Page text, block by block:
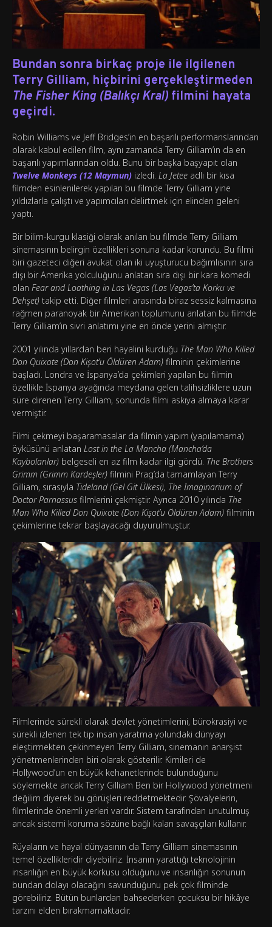
Bundan sonra birkaç proje ile ilgilenen
Terry Gilliam, hiçbirini gerçekleştirmeden
The Fisher King (Balıkçı Kral) filmini hayata
geçirdi.
Robin Williams ve Jeff Bridges’in en başarılı performanslarından
olarak kabul edilen film, aynı zamanda Terry Gilliam’ın da en
başarılı yapımlarından oldu. Bunu bir başka başyapıt olan
Twelve Monkeys (12 Maymun) izledi. La Jetee adlı bir kısa
filmden esinlenilerek yapılan bu filmde Terry Gilliam yine
yıldızlarla çalıştı ve yapımcıları delirtmek için elinden geleni
yaptı.
Bir bilim-kurgu klasiği olarak anılan bu filmde Terry Gilliam
sinemasının belirgin özellikleri sonuna kadar korundu. Bu filmi
biri gazeteci diğeri avukat olan iki uyuşturucu bağımlısının sıra
dışı bir Amerika yolculuğunu anlatan sıra dışı bir kara komedi
olan Fear and Loathing in Las Vegas (Las Vegas’ta Korku ve
Dehşet) takip etti. Diğer filmleri arasında biraz sessiz kalmasına
rağmen paranoyak bir Amerikan toplumunu anlatan bu filmde
Terry Gilliam’ın sivri anlatımı yine en önde yerini almıştır.
2001 yılında yıllardan beri hayalini kurduğu The Man Who Killed
Don Quixote (Don Kişot’u Öldüren Adam) filminin çekimlerine
başladı. Londra ve İspanya’da çekimleri yapılan bu filmin
özellikle İspanya ayağında meydana gelen talihsizliklere uzun
süre direnen Terry Gilliam, sonunda filmi askıya almaya karar
vermiştir.
Filmi çekmeyi başaramasalar da filmin yapım (yapılamama)
öyküsünü anlatan Lost in the La Mancha (Mancha’da
Kaybolanlar) belgeseli en az film kadar ilgi gördü. The Brothers
Grimm (Grimm Kardeşler) filmini Prag’da tamamlayan Terry
Gilliam, sırasıyla Tideland (Gel Git Ülkesi), The Imaginarium of
Doctor Parnassus filmlerini çekmiştir. Ayrıca 2010 yılında The
Man Who Killed Don Quixote (Don Kişot’u Öldüren Adam) filminin
çekimlerine tekrar başlayacağı duyurulmuştur.
Filmlerinde sürekli olarak devlet yönetimlerini, bürokrasiyi ve
sürekli izlenen tek tip insan yaratma yolundaki dünyayı
eleştirmekten çekinmeyen Terry Gilliam, sinemanın anarşist
yönetmenlerinden biri olarak gösterilir. Kimileri de
Hollywood’un en büyük kehanetlerinde bulunduğunu
söylemekte ancak Terry Gilliam Ben bir Hollywood yönetmeni
değilim diyerek bu görüşleri reddetmektedir. Şövalyelerin,
filmlerinde önemli yerleri vardır. Sistem tarafından unutulmuş
ancak sistemi koruma sözüne bağlı kalan savaşçıları kullanır.
Rüyaların ve hayal dünyasının da Terry Gilliam sinemasının
temel özellikleridir diyebiliriz. İnsanın yarattığı teknolojinin
insanlığın en büyük korkusu olduğunu ve insanlığın sonunun
bundan dolayı olacağını savunduğunu pek çok filminde
görebiliriz. Bütün bunlardan bahsederken çocuksu bir hikâye
tarzını elden bırakmamaktadır.